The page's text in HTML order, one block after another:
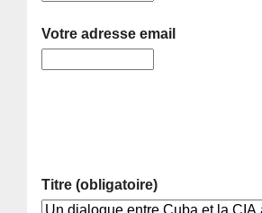
Votre adresse email
Titre (obligatoire)